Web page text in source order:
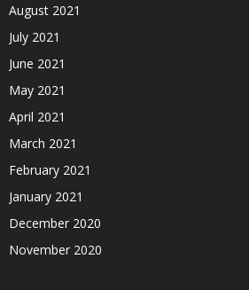
August 2021
July 2021
June 2021
May 2021
April 2021
March 2021
February 2021
January 2021
December 2020
November 2020